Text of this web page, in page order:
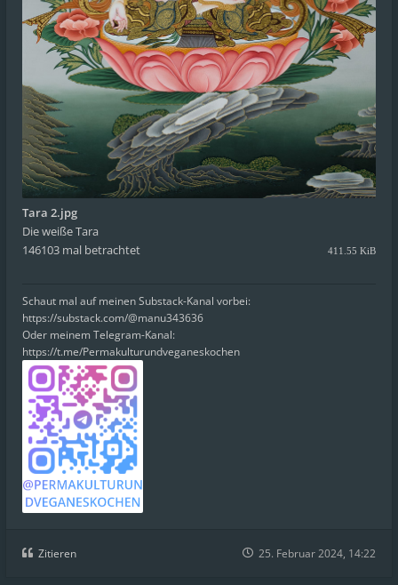
Tara 2.jpg
Die weiße Tara
146103 mal betrachtet
411.55 KiB
Schaut mal auf meinen Substack-Kanal vorbei:
https://substack.com/@manu343636
Oder meinem Telegram-Kanal:
https://t.me/Permakulturundveganeskochen
Zitieren 25. Februar 2024, 14:22